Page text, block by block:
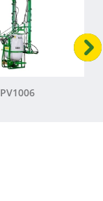
PV1006